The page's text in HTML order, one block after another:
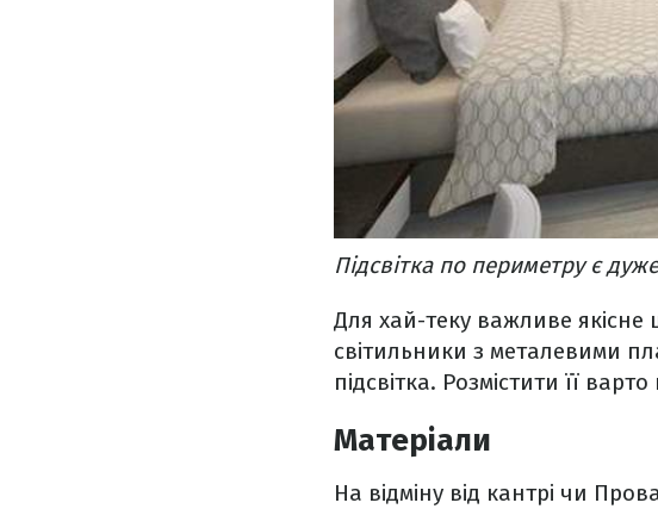
Підсвітка по периметру є
Для хай-теку важливе якісне
світильники з металевими
підсвітка. Розмістити її
Матеріали
На відміну від кантрі чи